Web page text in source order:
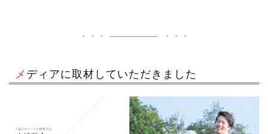
メディアに取材していただきました